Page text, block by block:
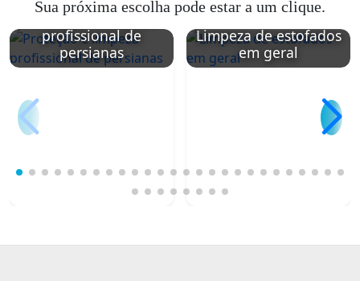
Sua próxima escolha pode estar a um clique.
Proteção e limpeza
profissional de
persianas
Limpeza de estofados
em geral